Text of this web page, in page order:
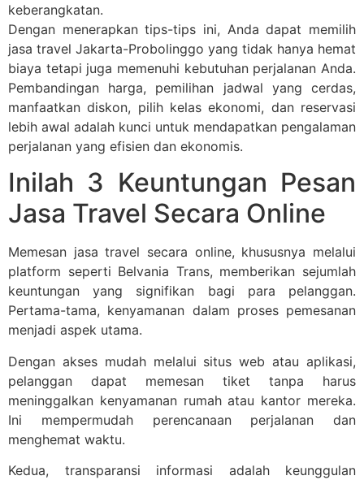
keberangkatan.
Dengan menerapkan tips-tips ini, Anda dapat memilih
jasa travel Jakarta-Probolinggo yang tidak hanya hemat
biaya tetapi juga memenuhi kebutuhan perjalanan Anda.
Pembandingan harga, pemilihan jadwal yang cerdas,
manfaatkan diskon, pilih kelas ekonomi, dan reservasi
lebih awal adalah kunci untuk mendapatkan pengalaman
perjalanan yang efisien dan ekonomis.
Inilah 3 Keuntungan Pesan
Jasa Travel Secara Online
Memesan jasa travel secara online, khususnya melalui
platform seperti Belvania Trans, memberikan sejumlah
keuntungan yang signifikan bagi para pelanggan.
Pertama-tama, kenyamanan dalam proses pemesanan
menjadi aspek utama.
Dengan akses mudah melalui situs web atau aplikasi,
pelanggan dapat memesan tiket tanpa harus
meninggalkan kenyamanan rumah atau kantor mereka.
Ini mempermudah perencanaan perjalanan dan
menghemat waktu.
Kedua, transparansi informasi adalah keunggulan